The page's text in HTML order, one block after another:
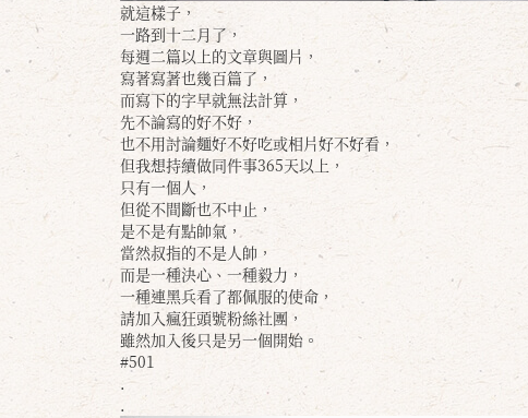
就這樣子，
一路到十二月了，
每週二篇以上的文章與圖片，
寫著寫著也幾百篇了，
而寫下的字早就無法計算，
先不論寫的好不好，
也不用討論麵好不好吃或相片好不好看，
但我想持續做同件事365天以上，
只有一個人，
但從不間斷也不中止，
是不是有點帥氣，
當然叔指的不是人帥，
而是一種決心、一種毅力，
一種連黑兵看了都佩服的使命，
請加入瘋狂頭號粉絲社團，
雖然加入後只是另一個開始。
#501
.
.